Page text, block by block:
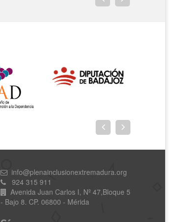
info@plenainclusionextremadura.org
924 315 911
Avenida Juan Carlos I, Nº 47,Bloque 5
- Bajo 8. CP. 06800 - Mérida